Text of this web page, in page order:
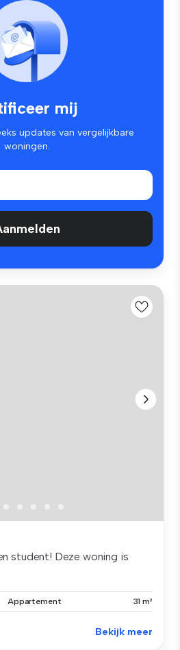
mij
updates van vergelijkbare
woningen.
student! Deze woning is
Appartement 31 m²
Bekijk meer